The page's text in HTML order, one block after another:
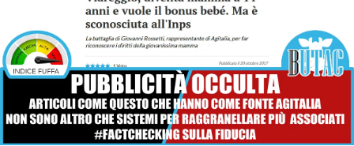
STORIA E CITAZIONI
INTRATTENIMENTO